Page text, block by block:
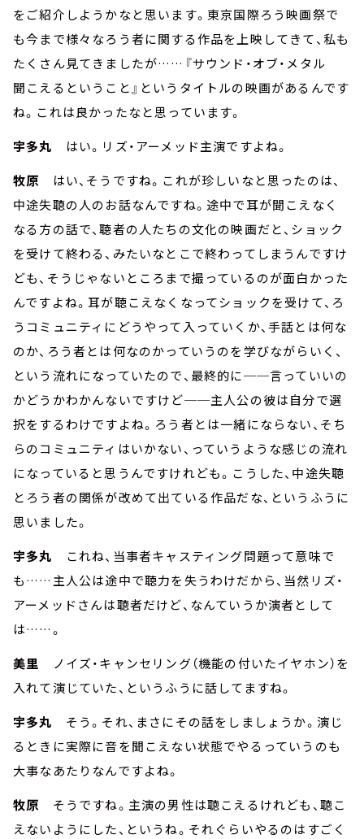
をご紹介しようかなと思います。東京国際ろう映画祭で
も今まで様々なろう者に関する作品を上映してきて、私も
たくさん見てきましたが……『サウンド・オブ・メタル
聞こえるということ』というタイトルの映画があるんです
ね。これは良かったなと思っています。
宇多丸 はい。リズ・アーメッド主演ですよね。
牧原 はい、そうですね。これが珍しいなと思ったのは、
中途失聴の人のお話なんですね。途中で耳が聞こえなく
なる方の話で、聴者の人たちの文化の映画だと、ショック
を受けて終わる、みたいなとこで終わってしまうんですけ
ども、そうじゃないところまで撮っているのが面白かった
んですよね。耳が聴こえなくなってショックを受けて、ろ
うコミュニティにどうやって入っていくか、手話とは何な
のか、ろう者とは何なのかっていうのを学びながらいく、
という流れになっていたので、最終的に──言っていいの
かどうかわかんないですけど──主人公の彼は自分で選
択をするわけですよね。ろう者とは一緒にならない、そち
らのコミュニティはいかない、っていうような感じの流れ
になっていると思うんですけれども。こうした、中途失聴
とろう者の関係が改めて出ている作品だな、というふうに
思いました。
宇多丸 これね、当事者キャスティング問題って意味で
も……主人公は途中で聴力を失うわけだから、当然リズ・
アーメッドさんは聴者だけど、なんていうか演者として
は……。
美里
ノイズ・キャンセリング（機能の付いたイヤホン）を
入れて演じていた、というふうに話してますね。
宇多丸 そう。それ、まさにその話をしましょうか。演じ
るときに実際に音を聞こえない状態でやるっていうのも
大事なあたりなんですよね。
牧原 そうですね。主演の男性は聴こえるけれども、聴こ
えないようにした、というね。それぐらいやるのはすごく